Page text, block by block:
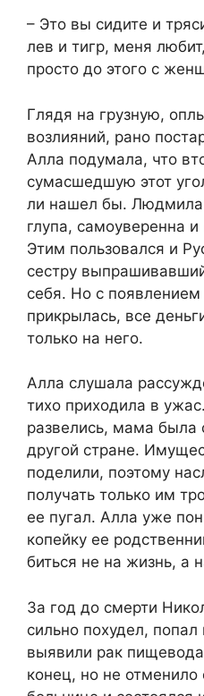
– Это вы сидите и
лев и тигр, меня
просто до этого с
Глядя на грузную,
возлияний, рано
Алла подумала, что
сумасшедшую этот
ли нашел бы. Людмила
глупа, самоуверенна
Этим пользовался и
сестру
себя. Но с
прикрылась, все
только на него.
Алла слушала
тихо приходила в
развелись, мама была
другой стране.
поделили, поэтому
получать только им
ее пугал. Алла уже
копейку ее
биться не на жизнь, а
За год до смерти
сильно похудел,
выявили рак
конец, но не отменило